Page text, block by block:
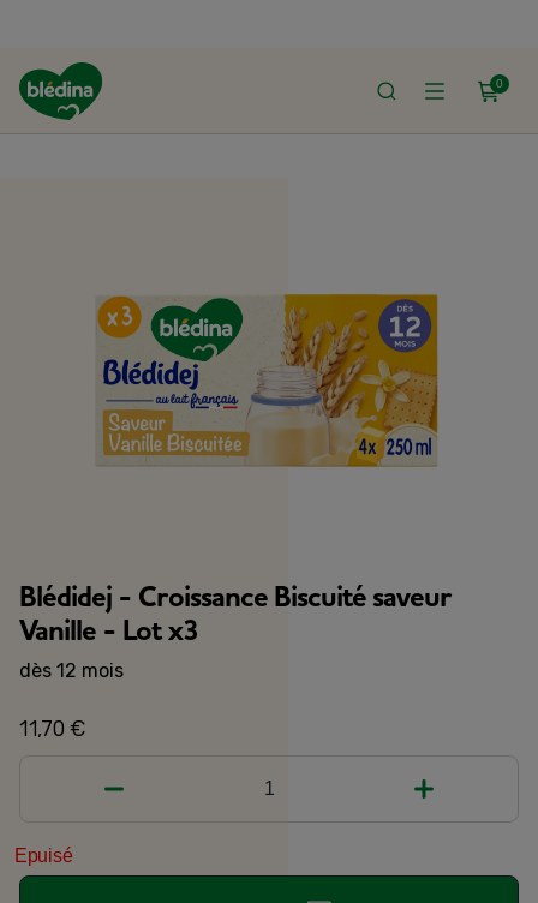
0
ACCUEIL
Blédidej - Croissance Biscuité saveur
Vanille - Lot x3
dès 12 mois
11,70 €
1
Epuisé